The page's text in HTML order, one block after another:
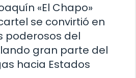
«El Chapo»
se convirtió en
poderosos del
gran parte del
hacia Estados